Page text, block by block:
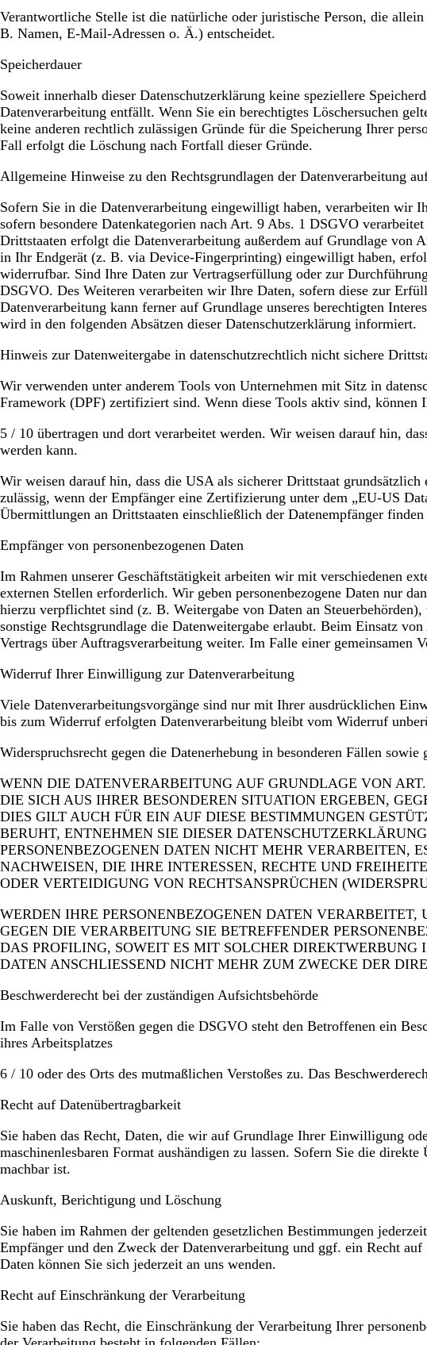
Verantwortliche Stelle ist die natürliche oder juristische Person, die
B. Namen, E-Mail-Adressen o. Ä.) entscheidet.
Speicherdauer
Soweit innerhalb dieser Datenschutzerklärung keine speziellere
Datenverarbeitung entfällt. Wenn Sie ein berechtigtes Löschersuchen
keine anderen rechtlich zulässigen Gründe für die Speicherung Ihrer
Fall erfolgt die Löschung nach Fortfall dieser Gründe.
Allgemeine Hinweise zu den Rechtsgrundlagen der Datenverarbeitung
Sofern Sie in die Datenverarbeitung eingewilligt haben, verarbeiten wir
sofern besondere Datenkategorien nach Art. 9 Abs. 1 DSGVO
Drittstaaten erfolgt die Datenverarbeitung außerdem auf Grundlage
in Ihr Endgerät (z. B. via Device-Fingerprinting) eingewilligt haben,
widerrufbar. Sind Ihre Daten zur Vertragserfüllung oder zur
DSGVO. Des Weiteren verarbeiten wir Ihre Daten, sofern diese zur
Datenverarbeitung kann ferner auf Grundlage unseres berechtigten
wird in den folgenden Absätzen dieser Datenschutzerklärung informiert.
Hinweis zur Datenweitergabe in datenschutzrechtlich nicht sichere
Wir verwenden unter anderem Tools von Unternehmen mit Sitz in
Framework (DPF) zertifiziert sind. Wenn diese Tools aktiv sind, können
5 / 10 übertragen und dort verarbeitet werden. Wir weisen darauf hin,
werden kann.
Wir weisen darauf hin, dass die USA als sicherer Drittstaat
zulässig, wenn der Empfänger eine Zertifizierung unter dem „EU-US
Übermittlungen an Drittstaaten einschließlich der Datenempfänger
Empfänger von personenbezogenen Daten
Im Rahmen unserer Geschäftstätigkeit arbeiten wir mit verschiedenen
externen Stellen erforderlich. Wir geben personenbezogene Daten nur
hierzu verpflichtet sind (z. B. Weitergabe von Daten an
sonstige Rechtsgrundlage die Datenweitergabe erlaubt. Beim Einsatz
Vertrags über Auftragsverarbeitung weiter. Im Falle einer gemeinsamen
Widerruf Ihrer Einwilligung zur Datenverarbeitung
Viele Datenverarbeitungsvorgänge sind nur mit Ihrer ausdrücklichen
bis zum Widerruf erfolgten Datenverarbeitung bleibt vom Widerruf
Widerspruchsrecht gegen die Datenerhebung in besonderen Fällen
WENN DIE DATENVERARBEITUNG AUF GRUNDLAGE VON
DIE SICH AUS IHRER BESONDEREN SITUATION ERGEBEN,
DIES GILT AUCH FÜR EIN AUF DIESE BESTIMMUNGEN
BERUHT, ENTNEHMEN SIE DIESER
PERSONENBEZOGENEN DATEN NICHT MEHR VERARBEITEN,
NACHWEISEN, DIE IHRE INTERESSEN, RECHTE UND
ODER VERTEIDIGUNG VON RECHTSANSPRÜCHEN
WERDEN IHRE PERSONENBEZOGENEN DATEN
GEGEN DIE VERARBEITUNG SIE BETREFFENDER
DAS PROFILING, SOWEIT ES MIT SOLCHER
DATEN ANSCHLIESSEND NICHT MEHR ZUM ZWECKE DER
Beschwerderecht bei der zuständigen Aufsichtsbehörde
Im Falle von Verstößen gegen die DSGVO steht den Betroffenen ein
ihres Arbeitsplatzes
6 / 10 oder des Orts des mutmaßlichen Verstoßes zu. Das
Recht auf Datenübertragbarkeit
Sie haben das Recht, Daten, die wir auf Grundlage Ihrer Einwilligung
maschinenlesbaren Format aushändigen zu lassen. Sofern Sie die
machbar ist.
Auskunft, Berichtigung und Löschung
Sie haben im Rahmen der geltenden gesetzlichen Bestimmungen
Empfänger und den Zweck der Datenverarbeitung und ggf. ein Recht
Daten können Sie sich jederzeit an uns wenden.
Recht auf Einschränkung der Verarbeitung
Sie haben das Recht, die Einschränkung der Verarbeitung Ihrer